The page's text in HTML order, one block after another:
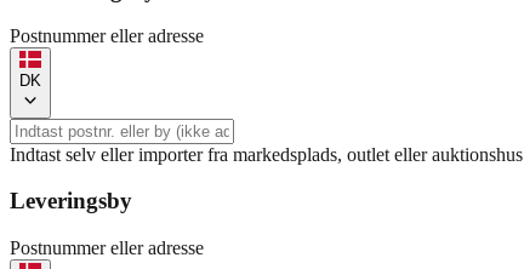
Postnummer eller adresse
DK
Indtast selv eller importer fra markedsplads, outlet eller auktionshus
Leveringsby
Postnummer eller adresse